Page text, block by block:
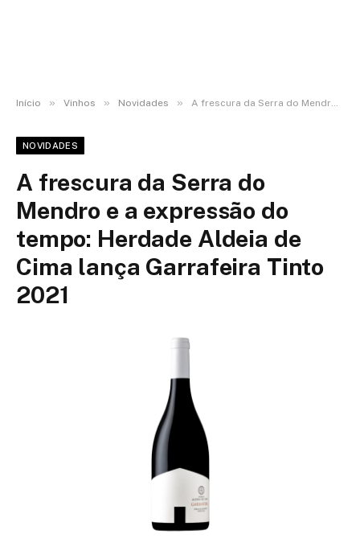
Início » Vinhos » Novidades » A frescura da Serra do Mendro e a expressão do tempo: Herdade Aldeia de Cima lança Garrafeira Tinto 2021
NOVIDADES
A frescura da Serra do
Mendro e a expressão do
tempo: Herdade Aldeia de
Cima lança Garrafeira Tinto
2021